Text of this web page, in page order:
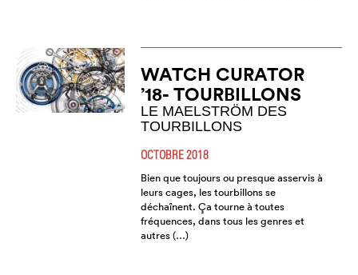
WATCH CURATOR
’18- TOURBILLONS
LE MAELSTRÖM DES
TOURBILLONS
OCTOBRE 2018
Bien que toujours ou presque asservis à
leurs cages, les tourbillons se
déchaînent. Ça tourne à toutes
fréquences, dans tous les genres et
autres (…)